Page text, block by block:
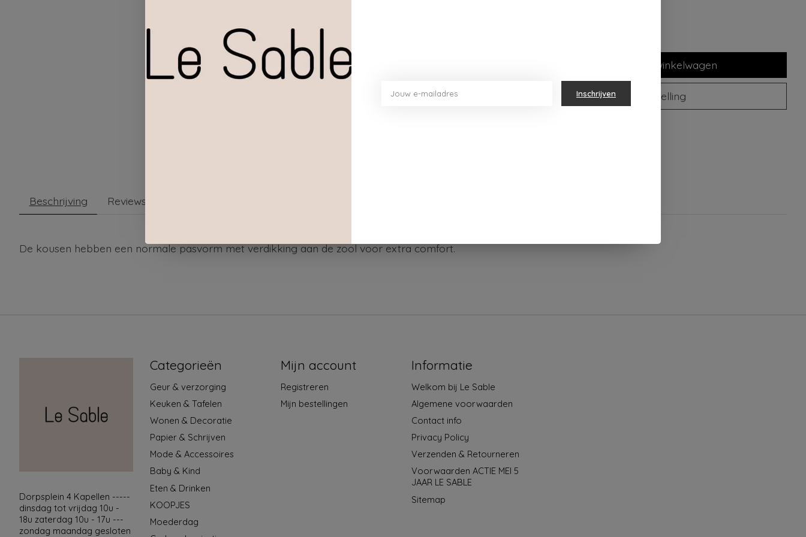
Toevoegen aan winkelwagen
Plaats bestelling
Beschrijving Reviews (0)
De kousen hebben een normale pasvorm met verdikking aan de zool voor extra comfort.
Dorpsplein 4 Kapellen -----
dinsdag tot vrijdag 10u -
18u zaterdag 10u - 17u ---
zondag maandag gesloten
Categorieën
Geur & verzorging
Keuken & Tafelen
Wonen & Decoratie
Papier & Schrijven
Mode & Accessoires
Baby & Kind
Eten & Drinken
KOOPJES
Moederdag
Mijn account
Registreren
Mijn bestellingen
Informatie
Welkom bij Le Sable
Algemene voorwaarden
Contact info
Privacy Policy
Verzenden & Retourneren
Voorwaarden ACTIE MEI 5
JAAR LE SABLE
Sitemap
Inschrijven